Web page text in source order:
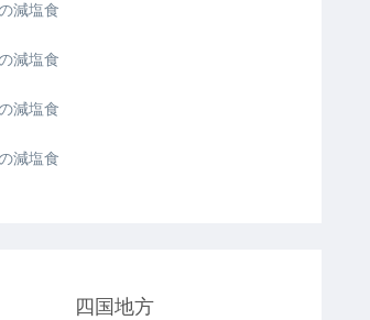
減塩食
減塩食
減塩食
減塩食
四国地方